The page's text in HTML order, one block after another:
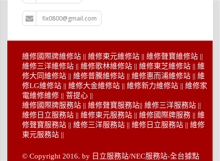
fix0800@gmail.com
維修國際牌維修站 || 維修東元維修站 || 維修聲寶維修站 ||
維修三洋維修站 || 維修歌林維修站 || 維修東芝維修站 || 維
修大同維修站 || 維修普騰維修站 || 維修惠而浦維修站 || 維
修LG維修站 || 維修大金維修站 || 維修新力維修站 || 維修家
電維修維修 || 菩提心 ||
維修國際牌服務站 || 維修聲寶服務站|| 維修三洋服務站 ||
維修日立服務站 || 維修東元服務站 || 維修國際牌服務 || 維
修聲寶服務站 || 維修三洋服務站 || 維修日立服務站 || 維修
東元服務站 ||
© Copyright 2016. by 日立服務站/NEC服務站-全台據點